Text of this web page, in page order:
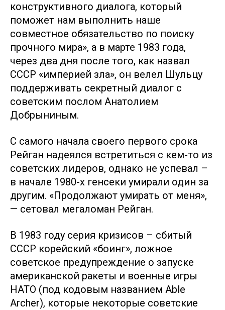
конструктивного диалога, который
поможет нам выполнить наше
совместное обязательство по поиску
прочного мира», а в марте 1983 года,
через два дня после того, как назвал
СССР «империей зла», он велел Шульцу
поддерживать секретный диалог с
советским послом Анатолием
Добрыниным.
С самого начала своего первого срока
Рейган надеялся встретиться с кем-то из
советских лидеров, однако не успевал –
в начале 1980-х генсеки умирали один за
другим. «Продолжают умирать от меня»,
— сетовал мегаломан Рейган.
В 1983 году серия кризисов – сбитый
СССР корейский «боинг», ложное
советское предупреждение о запуске
американской ракеты и военные игры
НАТО (под кодовым названием Able
Archer), которые некоторые советские